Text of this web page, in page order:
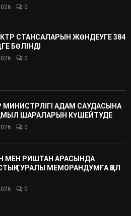
0
СТАНСАЛАРЫН ЖӨНДЕУГЕ 384
БӨЛІНДІ
0
МИНИСТРЛІГІ АДАМ САУДАСЫНА
ШАРАЛАРЫН КҮШЕЙТУДЕ
0
МЕН РИШТАН АРАСЫНДА
ТУРАЛЫ МЕМОРАНДУМҒА ҚОЛ
0